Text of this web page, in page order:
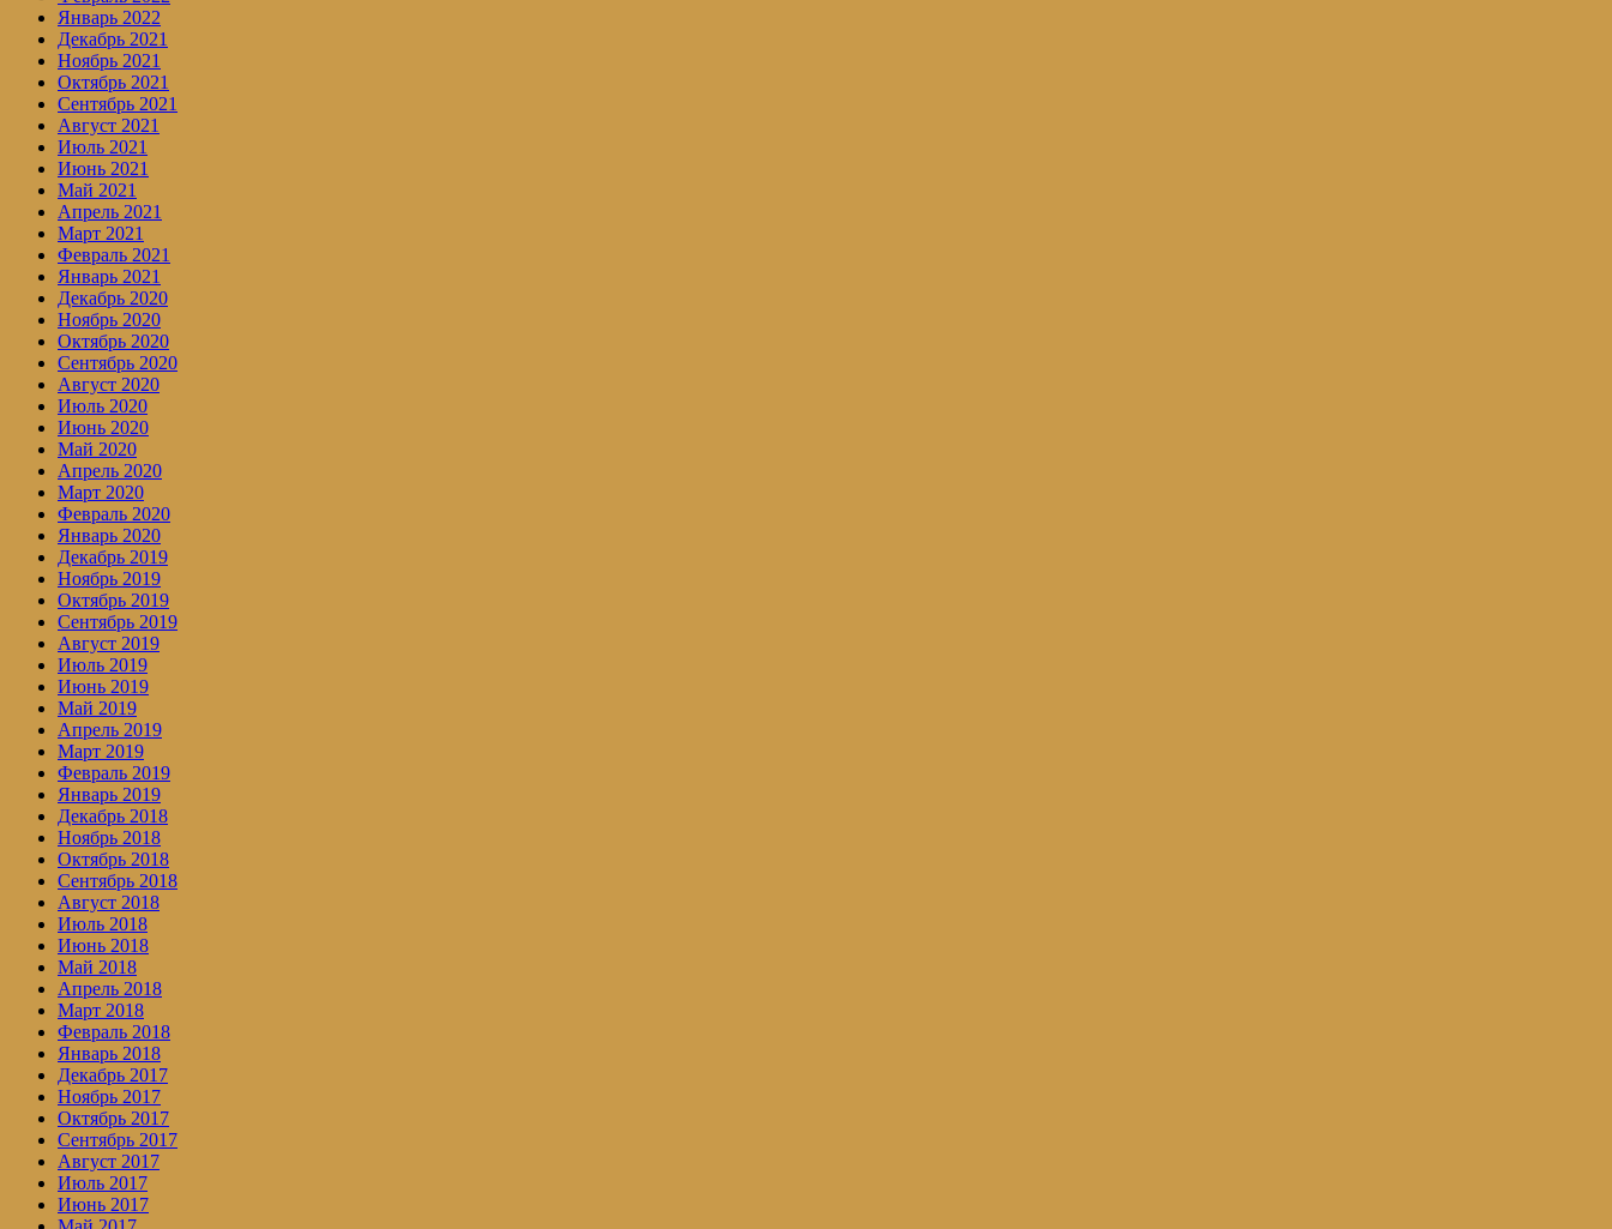
Январь 2022
Декабрь 2021
Ноябрь 2021
Октябрь 2021
Сентябрь 2021
Август 2021
Июль 2021
Июнь 2021
Май 2021
Апрель 2021
Март 2021
Февраль 2021
Январь 2021
Декабрь 2020
Ноябрь 2020
Октябрь 2020
Сентябрь 2020
Август 2020
Июль 2020
Июнь 2020
Май 2020
Апрель 2020
Март 2020
Февраль 2020
Январь 2020
Декабрь 2019
Ноябрь 2019
Октябрь 2019
Сентябрь 2019
Август 2019
Июль 2019
Июнь 2019
Май 2019
Апрель 2019
Март 2019
Февраль 2019
Январь 2019
Декабрь 2018
Ноябрь 2018
Октябрь 2018
Сентябрь 2018
Август 2018
Июль 2018
Июнь 2018
Май 2018
Апрель 2018
Март 2018
Февраль 2018
Январь 2018
Декабрь 2017
Ноябрь 2017
Октябрь 2017
Сентябрь 2017
Август 2017
Июль 2017
Июнь 2017